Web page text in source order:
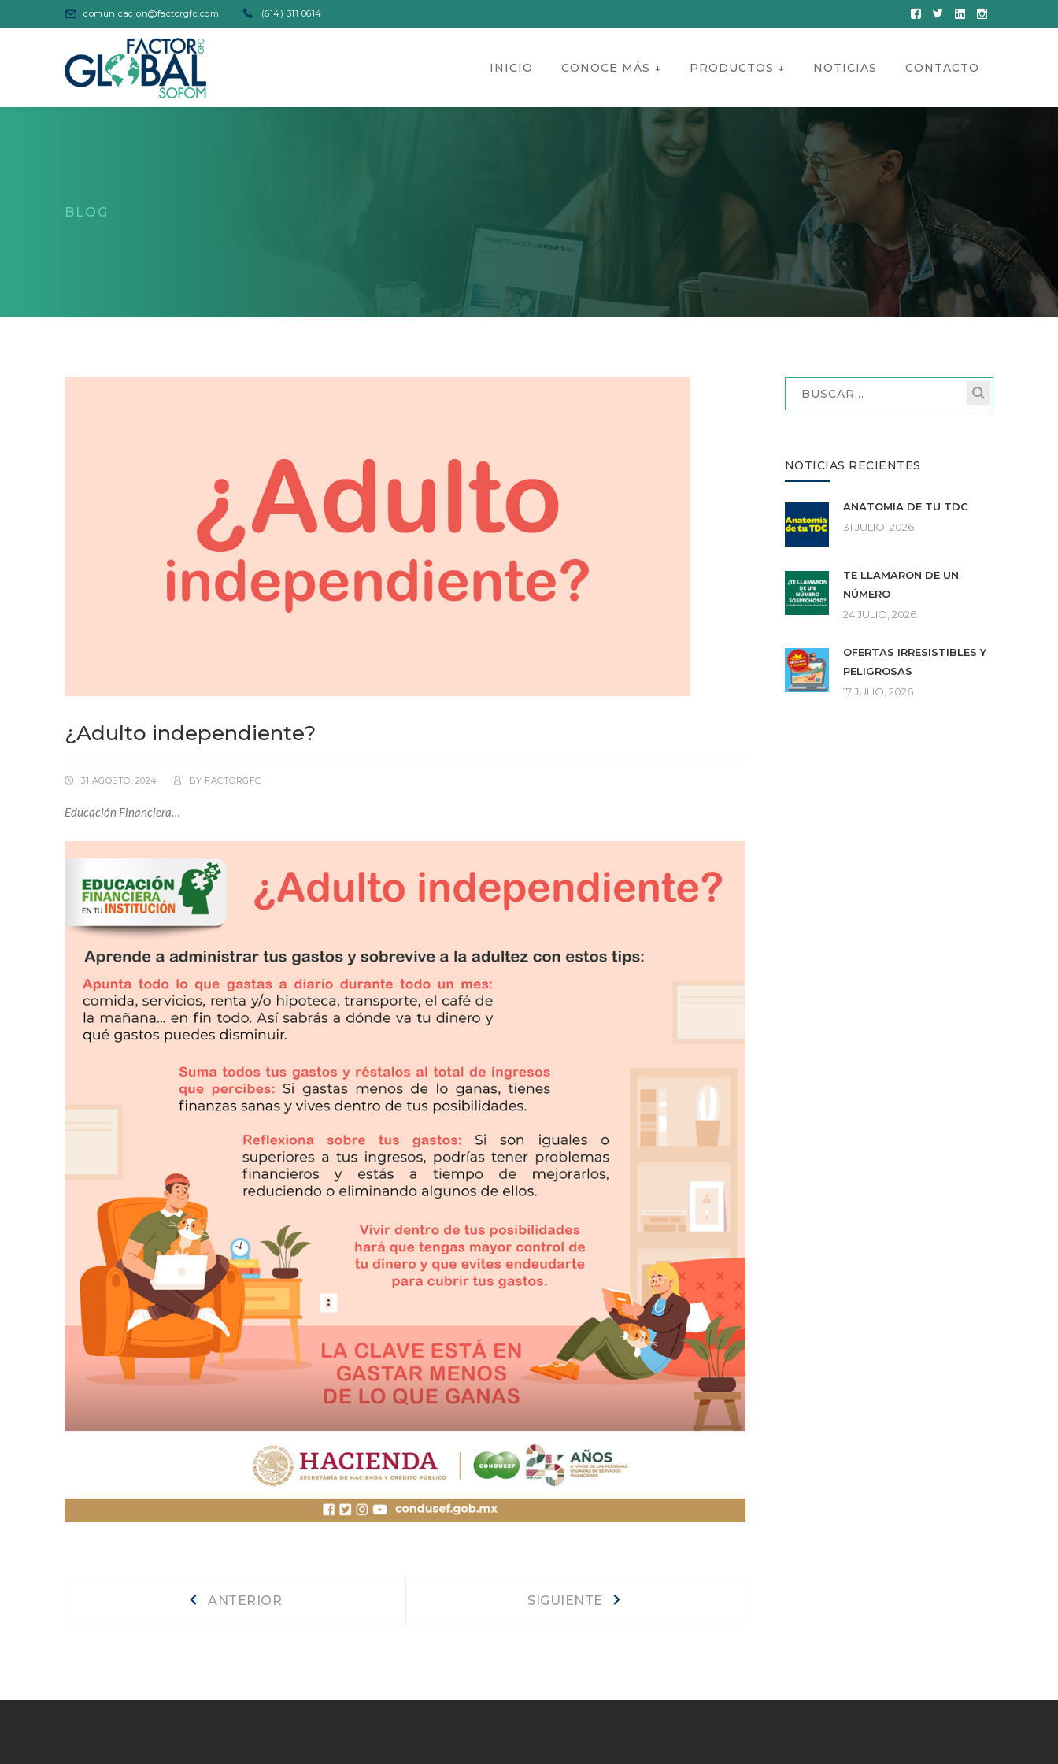
comunicacion@factorgfc.com (614) 311 0614
Facebook
TwitterLinkedInInstagram
INICIO CONOCE MÁS ↓ PRODUCTOS ↓ NOTICIAS CONTACTO
BLOG
¿Adulto independiente?
31 AGOSTO, 2024 BY FACTORGFC
Educación Financiera…
NavegaciónANTERIOR SIGUIENTE
NOTICIAS RECIENTES
ANATOMÍA DE TU TDC
31 JULIO, 2026
TE LLAMARON DE UN
NÚMERO
24 JULIO, 2026
OFERTAS IRRESISTIBLES Y
PELIGROSAS
17 JULIO, 2026